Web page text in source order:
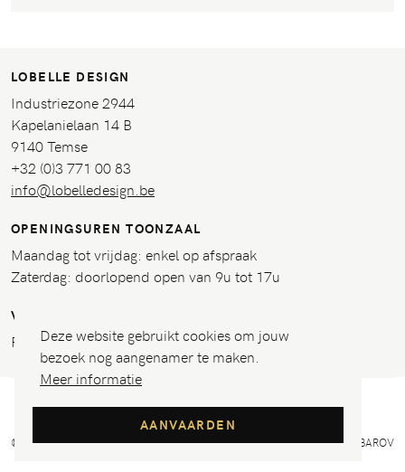
Deze website gebruikt cookies om jouw
bezoek nog aangenamer te maken.
Meer informatie
AANVAARDEN
LOBELLE DESIGN
Industriezone 2944
Kapelanielaan 14 B
9140 Temse
+32 (0)3 771 00 83
info@lobelledesign.be
OPENINGSUREN TOONZAAL
Maandag tot vrijdag: enkel op afspraak
Zaterdag: doorlopend open van 9u tot 17u
VOLG ONS
Facebook
DISCLAIMER PRIVACY COOKIES
© 2026 LOBELLE DESIGN WEBDESIGN: ROBAROV